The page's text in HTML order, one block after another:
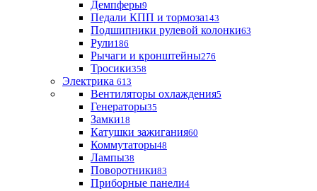
Демпферы9
Педали КПП и тормоза143
Подшипники рулевой колонки63
Рули186
Рычаги и кронштейны276
Тросики358
Электрика 613
Вентиляторы охлаждения5
Генераторы35
Замки18
Катушки зажигания60
Коммутаторы48
Лампы38
Поворотники83
Приборные панели4